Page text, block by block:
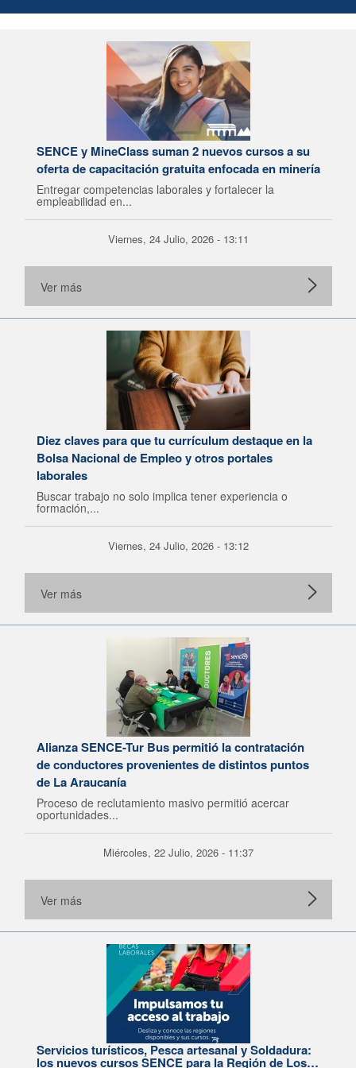
SENCE y MineClass suman 2 nuevos cursos a su
oferta de capacitación gratuita enfocada en minería
Entregar competencias laborales y fortalecer la
empleabilidad en...
Viernes, 24 Julio, 2026 - 13:11
Ver más
Diez claves para que tu currículum destaque en la
Bolsa Nacional de Empleo y otros portales
laborales
Buscar trabajo no solo implica tener experiencia o
formación,...
Viernes, 24 Julio, 2026 - 13:12
Ver más
Alianza SENCE-Tur Bus permitió la contratación
de conductores provenientes de distintos puntos
de La Araucanía
Proceso de reclutamiento masivo permitió acercar
oportunidades...
Miércoles, 22 Julio, 2026 - 11:37
Ver más
Servicios turísticos, Pesca artesanal y Soldadura:
los nuevos cursos SENCE para la Región de Los